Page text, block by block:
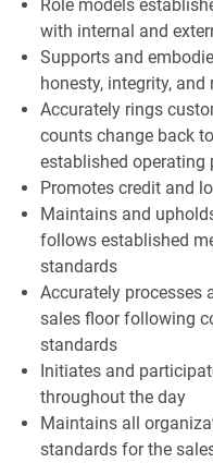
Role models
with internal and
Supports and
honesty, integrity, and
Accurately rings
counts change back
established operating
Promotes credit and
Maintains and
follows established
standards
Accurately processes
sales floor following
standards
Initiates and
throughout the day
Maintains all
standards for the